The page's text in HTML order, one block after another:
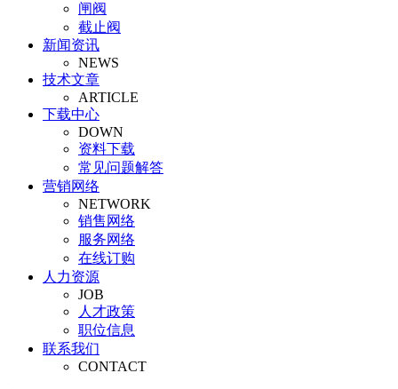
闸阀
截止阀
止回阀
氧气阀
视镜
氨气阀
排泥阀
旋塞阀
平衡阀
调节阀
安全阀
管夹阀
气动阀门
真空阀
新闻资讯
NEWS
技术文章
ARTICLE
下载中心
DOWN
资料下载
常见问题解答
营销网络
NETWORK
销售网络
服务网络
在线订购
人力资源
JOB
人才政策
职位信息
联系我们
CONTACT